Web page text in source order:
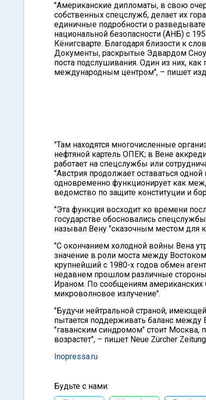
"Американские дипломаты, в свою
собственных спецслужб, делает их
единичные подробности о
национальной безопасности (АНБ) с
Кёнигсварте. Благодаря близости к
Документы, раскрытые Эдвардом
поста подслушивания. Один из них,
международным центром", – пишет
"Там находятся многочисленные
нефтяной картель ОПЕК; в Вене
работает на спецслужбы или
"Австрия продолжает оставаться
одновременно функционирует как
ведомство по защите конституции и
"Эта функция восходит ко времени
государстве обосновались
называл Вену "сказочным местом для
"С окончанием холодной войны Вена
значение в роли моста между
крупнейший с 1980-х годов обмен
недавнем прошлом различные
Ираном. По сообщениям
микроволновое излучение".
"Будучи нейтральной страной,
пытается поддерживать баланс между
"гаванским синдромом" стоит Москва,
возрастет", – пишет Neue Zürcher
Inopressa.ru
Будьте с нами: